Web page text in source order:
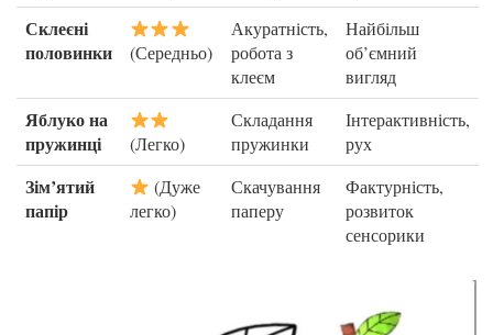
Склеєні
половинки
(Середньо)
Акуратність,
робота з
клеєм
Найбільш
об’ємний
вигляд
Яблуко на
пружинці
(Легко)
Складання
пружинки
Інтерактивність,
рух
Зім’ятий
папір
(Дуже
легко)
Скачування
паперу
Фактурність,
розвиток
сенсорики